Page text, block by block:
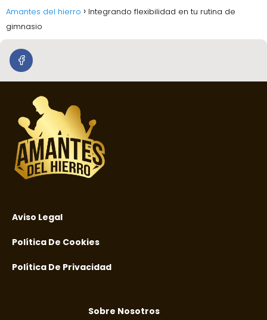
Amantes del hierro
Integrando flexibilidad en tu rutina de
gimnasio
Aviso Legal
Política De Cookies
Política De Privacidad
Sobre Nosotros